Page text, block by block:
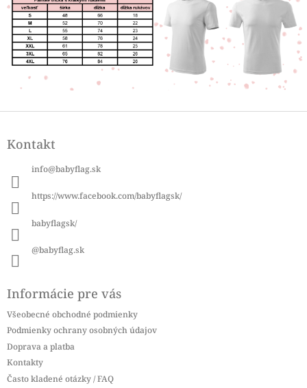
Z
pKontakt
info@babyflag.sk
https://www.facebook.com/babyflagsk/
babyflagsk/
@babyflag.sk
Informácie pre vás
Všeobecné obchodné podmienky
Podmienky ochrany osobných údajov
Doprava a platba
Kontakty
Často kladené otázky / FAQ